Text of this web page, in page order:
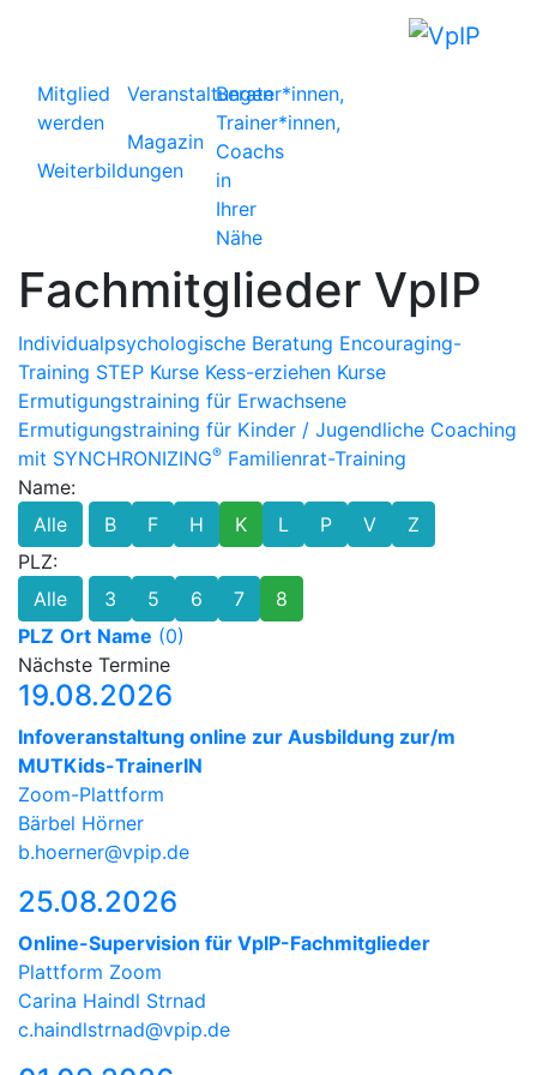
Mitglied
werden
Weiterbildungen
Veranstaltungen
Magazin
Berater*innen,
Trainer*innen,
Coachs
in
Ihrer
Nähe
Fachmitglieder VpIP
Individualpsychologische Beratung Encouraging-
Training STEP Kurse Kess-erziehen Kurse
Ermutigungstraining für Erwachsene
Ermutigungstraining für Kinder / Jugendliche Coaching
mit SYNCHRONIZING® Familienrat-Training
Name:
Alle
B F H K L P V
Z
PLZ:
Alle
3 5 6 7
8
PLZ Ort Name (0)
Nächste Termine
19.08.2026
Infoveranstaltung online zur Ausbildung zur/m
MUTKids-TrainerIN
Zoom-Plattform
Bärbel Hörner
b.hoerner@vpip.de
25.08.2026
Online-Supervision für VpIP-Fachmitglieder
Plattform Zoom
Carina Haindl Strnad
c.haindlstrnad@vpip.de